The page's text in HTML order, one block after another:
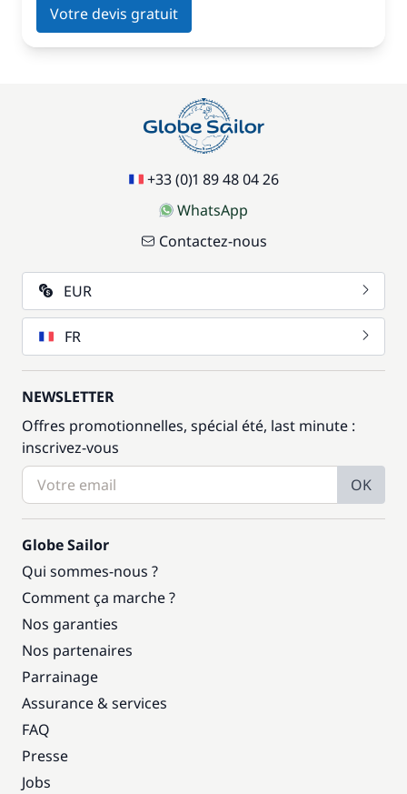
Votre devis gratuit
+33 (0)1 89 48 04 26
WhatsApp
Contactez-nous
EUR
FR
NEWSLETTER
Offres promotionnelles, spécial été, last minute :
inscrivez-vous
OK
Globe Sailor
Qui sommes-nous ?
Comment ça marche ?
Nos garanties
Nos partenaires
Parrainage
Assurance & services
FAQ
Presse
Jobs